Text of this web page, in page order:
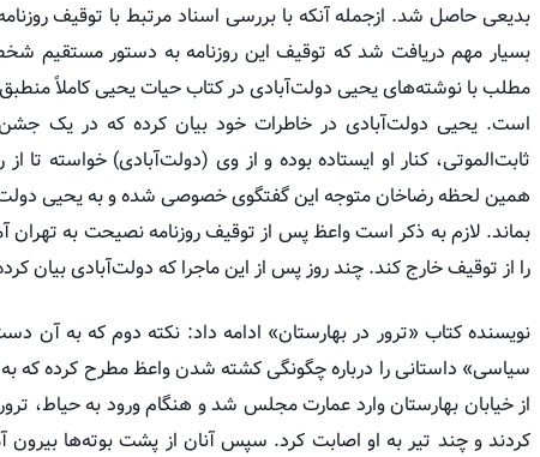
بدیعی حاصل شد. ازجمله آنکه با بررسی اسناد مرتبط با توقیف
بسیار مهم دریافت شد که توقیف این روزنامه به دستور مستقیم
مطلب با نوشته‌های یحیی دولت‌آبادی در کتاب حیات یحیی کاملاً
است. یحیی دولت‌آبادی در خاطرات خود بیان کرده که در یک
ثابت‌الموتی، کنار او ایستاده بوده و از وی (دولت‌آبادی) خواسته
همین لحظه رضاخان متوجه این گفتگوی خصوصی شده و به یحیی
بماند. لازم به ذکر است واعظ پس از توقیف روزنامه نصیحت به تهران
را از توقیف خارج کند. چند روز پس از این ماجرا که دولت‌آبادی بیان
نویسنده کتاب «ترور در بهارستان» ادامه داد: نکته دوم که به آن
سیاسی» داستانی را درباره چگونگی کشته شدن واعظ مطرح کرده که
از خیابان بهارستان وارد عمارت مجلس شد و هنگام ورود به حیاط،
کردند و چند تیر به او اصابت کرد. سپس آنان از پشت بوته‌ها بیرون